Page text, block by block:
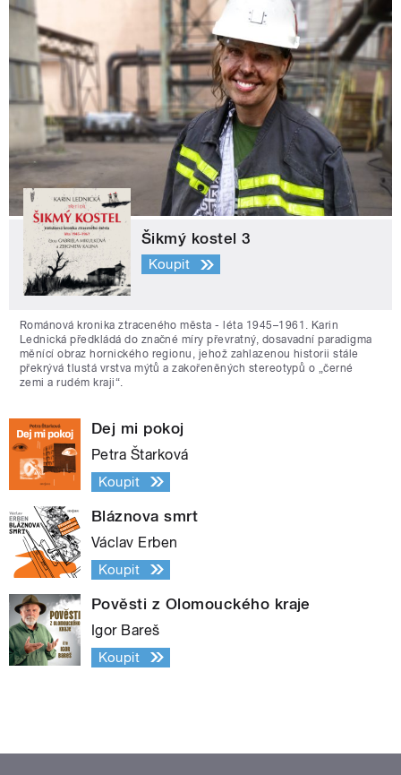
Šikmý kostel 3
Koupit
Románová kronika ztraceného města - léta 1945–1961. Karin
Lednická předkládá do značné míry převratný, dosavadní paradigma
měnící obraz hornického regionu, jehož zahlazenou historii stále
překrývá tlustá vrstva mýtů a zakořeněných stereotypů o „černé
zemi a rudém kraji“.
Dej mi pokoj
Petra Štarková
Koupit
Bláznova smrt
Václav Erben
Koupit
Pověsti z Olomouckého kraje
Igor Bareš
Koupit